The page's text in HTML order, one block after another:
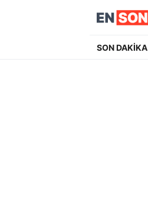
SON DAKİKA